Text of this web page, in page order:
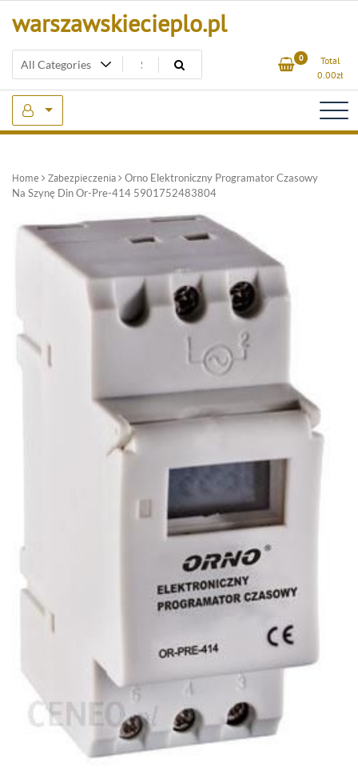
warszawskiecieplo.pl
0
Total
0.00zł
Home Zabezpieczenia
Orno Elektroniczny Programator Czasowy
Na Szynę Din Or-Pre-414 5901752483804